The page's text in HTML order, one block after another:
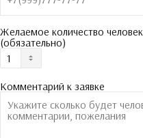
Желаемое количество человек
(обязательно)
Комментарий к заявке